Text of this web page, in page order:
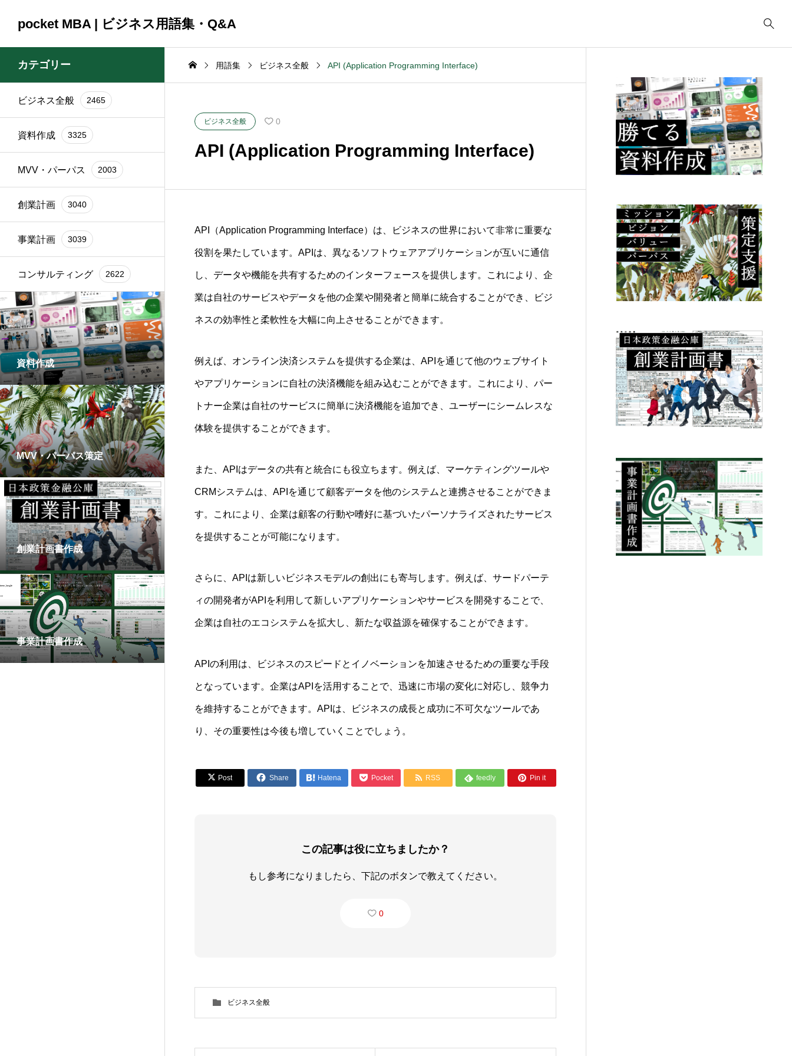
pocket MBA | ビジネス用語集・Q&A
資料作成 2622
ン
2025.09.23
ブランド再構築の際に
関係者を巻き込むコツ
は？
2025.09.23
間はどれくらいです
を依頼する前の準備は
ンスの成果物には何が
コンサルティング
2025.09.23
クラウド移行に必要な
事前準備は何か？
カテゴリー
ビジネス全般 2465
資料作成 3325
MVV・パーパス 2003
創業計画 3040
事業計画 3039
コンサルティング 2622
資料作成
MVV・パーパス策定
創業計画書作成
事業計画書作成
用語集 ビジネス全般 API (Application Programming Interface)
ビジネス全般 0
API (Application Programming Interface)
API（Application Programming Interface）は、ビジネスの世界において非常に重要な
役割を果たしています。APIは、異なるソフトウェアアプリケーションが互いに通信
し、データや機能を共有するためのインターフェースを提供します。これにより、企
業は自社のサービスやデータを他の企業や開発者と簡単に統合することができ、ビジ
ネスの効率性と柔軟性を大幅に向上させることができます。
例えば、オンライン決済システムを提供する企業は、APIを通じて他のウェブサイト
やアプリケーションに自社の決済機能を組み込むことができます。これにより、パー
トナー企業は自社のサービスに簡単に決済機能を追加でき、ユーザーにシームレスな
体験を提供することができます。
また、APIはデータの共有と統合にも役立ちます。例えば、マーケティングツールや
CRMシステムは、APIを通じて顧客データを他のシステムと連携させることができま
す。これにより、企業は顧客の行動や嗜好に基づいたパーソナライズされたサービス
を提供することが可能になります。
さらに、APIは新しいビジネスモデルの創出にも寄与します。例えば、サードパーテ
ィの開発者がAPIを利用して新しいアプリケーションやサービスを開発することで、
企業は自社のエコシステムを拡大し、新たな収益源を確保することができます。
APIの利用は、ビジネスのスピードとイノベーションを加速させるための重要な手段
となっています。企業はAPIを活用することで、迅速に市場の変化に対応し、競争力
を維持することができます。APIは、ビジネスの成長と成功に不可欠なツールであ
り、その重要性は今後も増していくことでしょう。
 Post  Share  Hatena  Pocket  RSS  feedly  Pin it
この記事は役に立ちましたか？
もし参考になりましたら、下記のボタンで教えてください。
0
ビジネス全般